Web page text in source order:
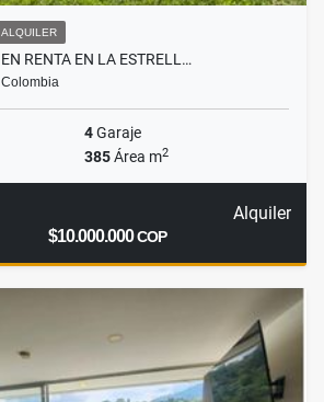
ALQUILER
RENTA EN LA ESTRELL…
4Garaje
385Área m2
Alquiler
$10.000.000COP